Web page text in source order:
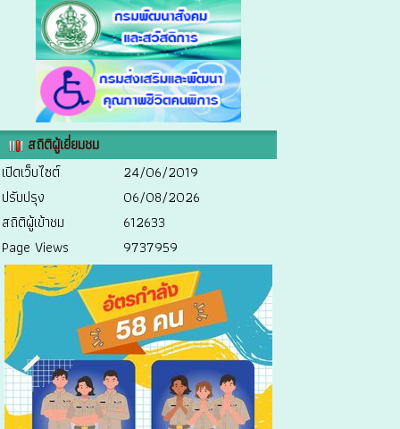
สถิติผู้เยี่ยมชม
เปิดเว็บไซต์
24/06/2019
ปรับปรุง
06/08/2026
สถิติผู้เข้าชม
612633
Page Views
9737959